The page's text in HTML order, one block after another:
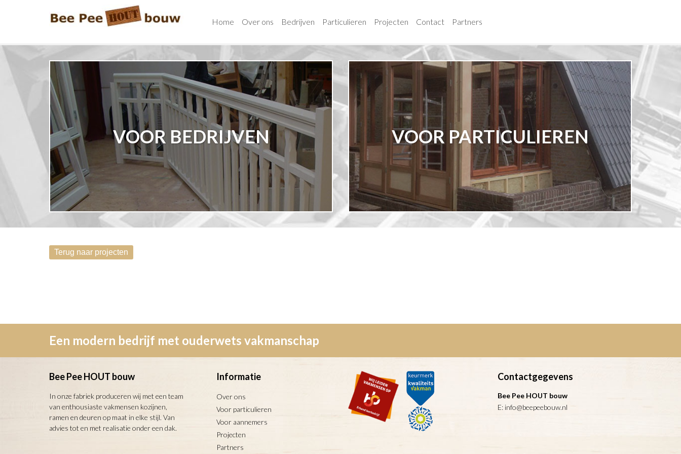
Home Over ons Bedrijven Particulieren Projecten Contact Partners
VOOR BEDRIJVEN VOOR PARTICULIEREN
Een modern bedrijf met ouderwets vakmanschap
Bee Pee HOUT bouw
In onze fabriek produceren wij met een team
van enthousiaste vakmensen kozijnen,
ramen en deuren op maat in elke stijl. Van
advies tot en met realisatie onder een dak.
Informatie
Over ons
Voor particulieren
Voor aannemers
Projecten
Partners
Contactgegevens
Bee Pee HOUT bouw
E: info@beepeebouw.nl